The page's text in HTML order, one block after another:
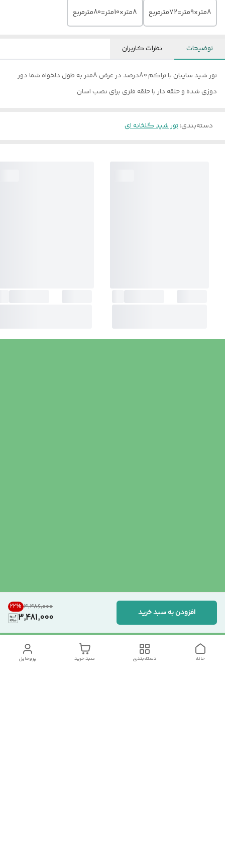
8متر×۹متر=72مترمربع 8متر×10متر=80مترمربع
۴٬۴۸۶٬۰۰۰ 22%
3,481,000 افزودن به سبد خرید
توضیحات نظرات کاربران
تور شید سایبان با تراکم 80درصد در عرض 8متر به طول دلخواه شما دور
دوزی شده و حلقه دار با حلقه فلزی برای نصب اسان
دسته‌بندی:تور شید گلخانه ای
پروفایل سبد خرید دسته‌بندی خانه